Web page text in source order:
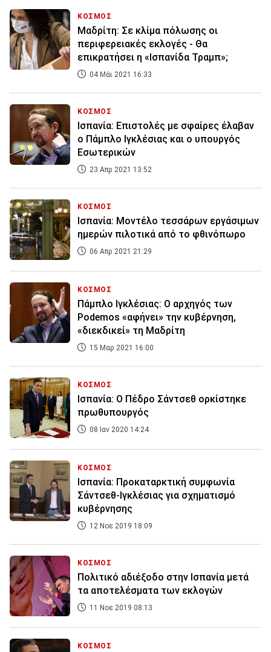
ΚΟΣΜΟΣ
Μαδρίτη: Σε κλίμα πόλωσης οι
περιφερειακές εκλογές - Θα
επικρατήσει η «Ισπανίδα Τραμπ»;
04 Μάι 2021 16:33
ΚΟΣΜΟΣ
Ισπανία: Eπιστολές με σφαίρες έλαβαν
ο Πάμπλο Ιγκλέσιας και ο υπουργός
Εσωτερικών
23 Απρ 2021 13:52
ΚΟΣΜΟΣ
Ισπανία: Μοντέλο τεσσάρων εργάσιμων
ημερών πιλοτικά από το φθινόπωρο
06 Απρ 2021 21:29
ΚΟΣΜΟΣ
Πάμπλο Ιγκλέσιας: Ο αρχηγός των
Podemos «αφήνει» την κυβέρνηση,
«διεκδικεί» τη Μαδρίτη
15 Μαρ 2021 16:00
ΚΟΣΜΟΣ
Ισπανία: Ο Πέδρο Σάντσεθ ορκίστηκε
πρωθυπουργός
08 Ιαν 2020 14:24
ΚΟΣΜΟΣ
Ισπανία: Προκαταρκτική συμφωνία
Σάντσεθ-Ιγκλέσιας για σχηματισμό
κυβέρνησης
12 Νοε 2019 18:09
ΚΟΣΜΟΣ
Πολιτικό αδιέξοδο στην Ισπανία μετά
τα αποτελέσματα των εκλογών
11 Νοε 2019 08:13
ΚΟΣΜΟΣ